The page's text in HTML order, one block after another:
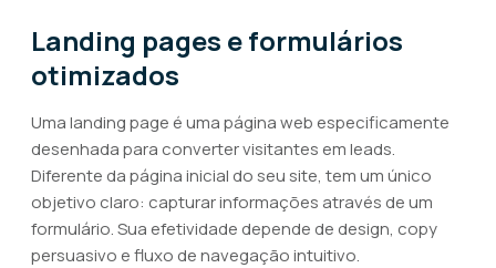
Landing pages e formulários
otimizados
Uma landing page é uma página web especificamente
desenhada para converter visitantes em leads.
Diferente da página inicial do seu site, tem um único
objetivo claro: capturar informações através de um
formulário. Sua efetividade depende de design, copy
persuasivo e fluxo de navegação intuitivo.